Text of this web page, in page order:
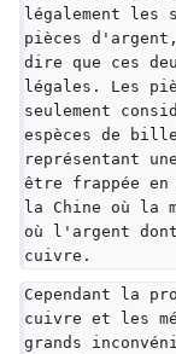
légalement les
pièces
dire que ces
légales. Les
seulement
espèces de
représentant
être frappée en
la Chine où la
où l'argent
cuivre.
Cependant la
cuivre et les
grands